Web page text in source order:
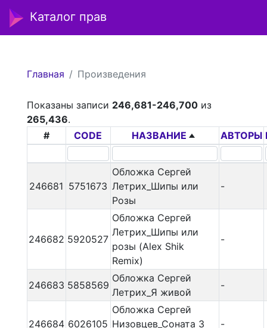
Каталог прав
Главная Произведения
Показаны записи 246,681-246,700из
265,436.
#
CODE НАЗВАНИЕ АВТОРЫ
246681 5751673
Обложка Сергей
Летрих_Шипы или
Розы
-
246682 5920527
Обложка Сергей
Летрих_Шипы или
розы (Alex Shik
Remix)
-
246683 5858569
Обложка Сергей
Летрих_Я живой
-
246684 6026105
Обложка Сергей
Низовцев_Соната 3
-